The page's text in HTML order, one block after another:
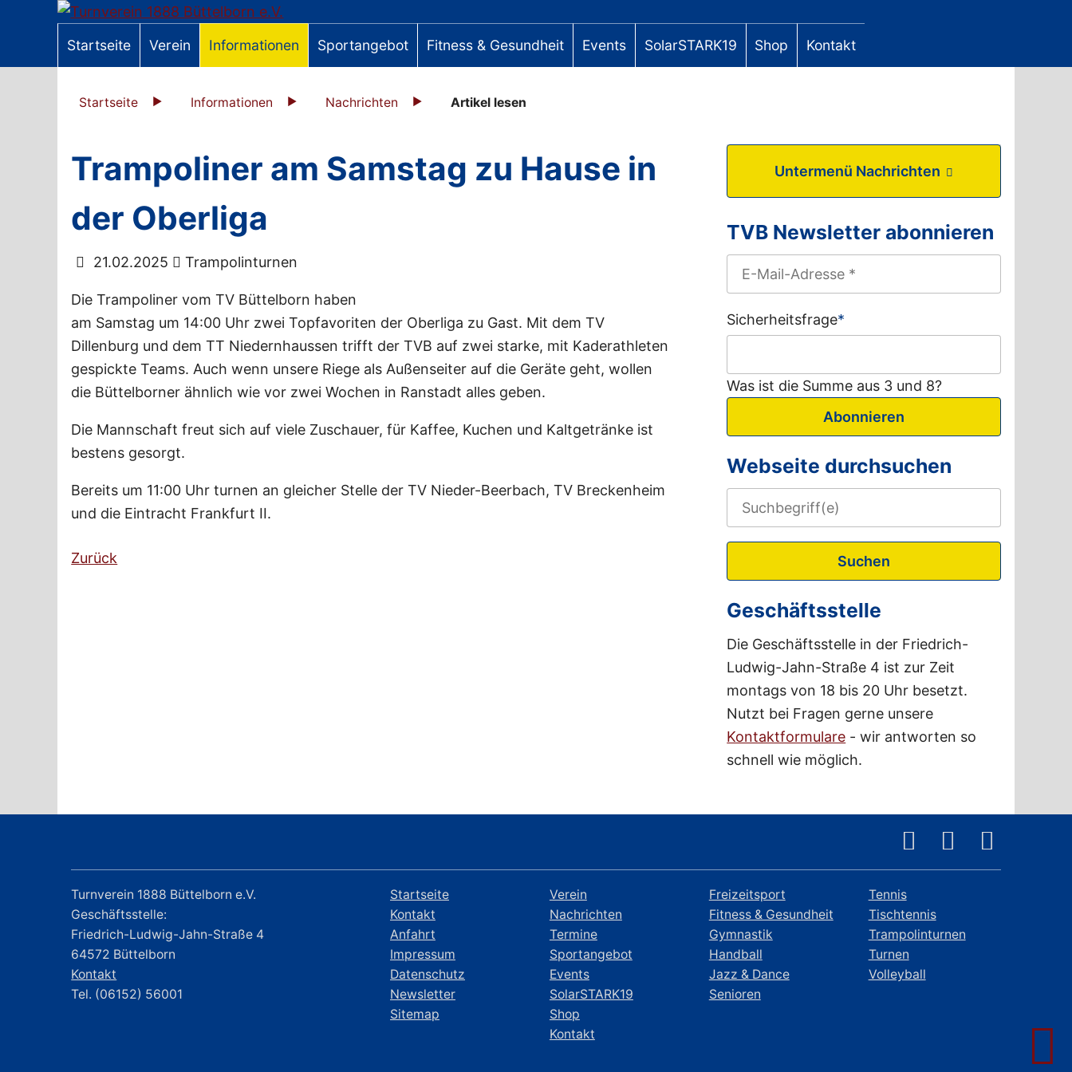
Startseite Verein Informationen Sportangebot Fitness & Gesundheit Events SolarSTARK19 Shop Kontakt
Startseite Informationen Nachrichten Artikel lesen
Trampoliner am Samstag zu Hause in
der Oberliga
21.02.2025 Trampolinturnen
Die Trampoliner vom TV Büttelborn haben
am Samstag um 14:00 Uhr zwei Topfavoriten der Oberliga zu Gast. Mit dem TV
Dillenburg und dem TT Niedernhaussen trifft der TVB auf zwei starke, mit Kaderathleten
gespickte Teams. Auch wenn unsere Riege als Außenseiter auf die Geräte geht, wollen
die Büttelborner ähnlich wie vor zwei Wochen in Ranstadt alles geben.
Die Mannschaft freut sich auf viele Zuschauer, für Kaffee, Kuchen und Kaltgetränke ist
bestens gesorgt.
Bereits um 11:00 Uhr turnen an gleicher Stelle der TV Nieder-Beerbach, TV Breckenheim
und die Eintracht Frankfurt II.
Zurück
Untermenü Nachrichten
TVB Newsletter abonnieren
Sicherheitsfrage*
Was ist die Summe aus 3 und 8?
Abonnieren
Webseite durchsuchen
Suchen
Geschäftsstelle
Die Geschäftsstelle in der Friedrich-
Ludwig-Jahn-Straße 4 ist zur Zeit
montags von 18 bis 20 Uhr besetzt.
Nutzt bei Fragen gerne unsere
Kontaktformulare - wir antworten so
schnell wie möglich.
Turnverein 1888 Büttelborn e.V.
Geschäftsstelle:
Friedrich-Ludwig-Jahn-Straße 4
64572 Büttelborn
Kontakt
Tel. (06152) 56001
Startseite
Kontakt
Anfahrt
Impressum
Datenschutz
Newsletter
Sitemap
Verein
Nachrichten
Termine
Sportangebot
Events
SolarSTARK19
Shop
Kontakt
Freizeitsport
Fitness & Gesundheit
Gymnastik
Handball
Jazz & Dance
Senioren
Tennis
Tischtennis
Trampolinturnen
Turnen
Volleyball